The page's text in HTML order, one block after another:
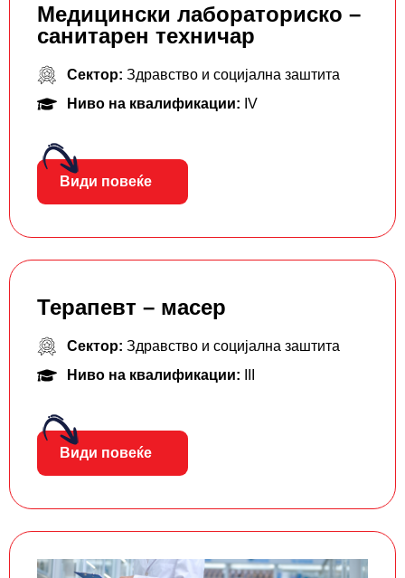
Медицински лабораториско –
санитарен техничар
Сектор: Здравство и социјална заштита
Ниво на квалификации: IV
Види повеќе
Терапевт – масер
Сектор: Здравство и социјална заштита
Ниво на квалификации:
Види повеќе